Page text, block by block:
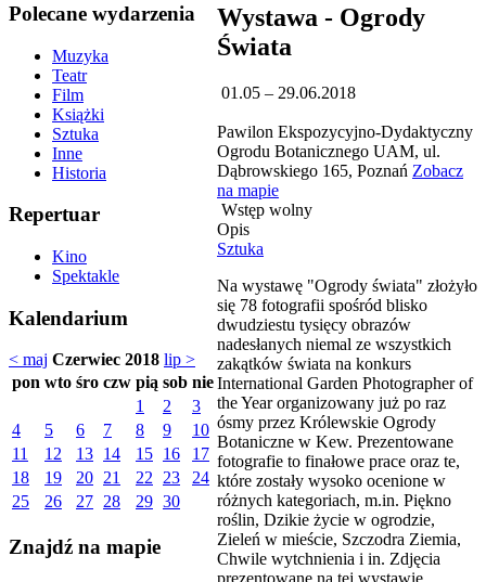
Polecane wydarzenia
Muzyka
Teatr
Film
Książki
Sztuka
Inne
Historia
Repertuar
Kino
Spektakle
Kalendarium
< maj Czerwiec 2018 lip >
pon wto śro czw pią sob nie
1
2
3
4
5 6 7 8 9
10
11
12 13 14 15 16
17
18
19 20 21 22 23
24
25
26 27 28 29 30
Znajdź na mapie
Wystawa - Ogrody
Świata
01.05 – 29.06.2018
Pawilon Ekspozycyjno-Dydaktyczny
Ogrodu Botanicznego UAM, ul.
Dąbrowskiego 165, Poznań Zobacz
na mapie
Wstęp wolny
Opis
Sztuka
Na wystawę "Ogrody świata" złożyło
się 78 fotografii spośród blisko
dwudziestu tysięcy obrazów
nadesłanych niemal ze wszystkich
zakątków świata na konkurs
International Garden Photographer of
the Year organizowany już po raz
ósmy przez Królewskie Ogrody
Botaniczne w Kew. Prezentowane
fotografie to finałowe prace oraz te,
które zostały wysoko ocenione w
różnych kategoriach, m.in. Piękno
roślin, Dzikie życie w ogrodzie,
Zieleń w mieście, Szczodra Ziemia,
Chwile wytchnienia i in. Zdjęcia
prezentowane na tej wystawie